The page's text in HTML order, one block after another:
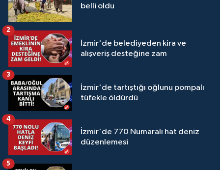
belli oldu
İzmir'de belediyeden kira ve
alışveriş desteğine zam
2
İzmir'de tartıştığı oğlunu pompalı
tüfekle öldürdü
3
İzmir'de 770 Numaralı hat deniz
düzenlemesi
4
5